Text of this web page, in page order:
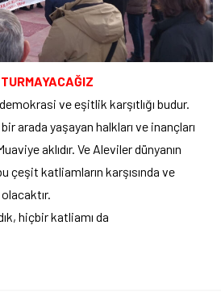
ve eşitlik karşıtlığı budur.
bir arada yaşayan halkları ve inançları
aklıdır. Ve Aleviler dünyanın
çeşit katliamların karşısında ve
hiçbir katliamı da